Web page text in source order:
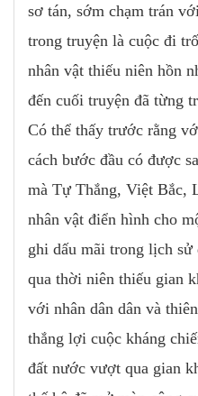
sơ tán, sớm chạm trán
trong truyện là cuộc đi
nhân vật thiếu niên hồn
đến cuối truyện đã từng
Có thể thấy trước rằng
cách bước đầu có được
mà Tự Thắng, Việt Bắc,
nhân vật điển hình cho
ghi dấu mãi trong lịch
qua thời niên thiếu gian
với nhân dân dân và
thắng lợi cuộc kháng
đất nước vượt qua gian